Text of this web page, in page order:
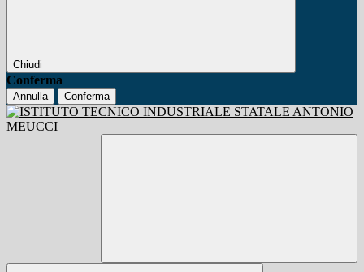
Chiudi
Conferma
Annulla Conferma